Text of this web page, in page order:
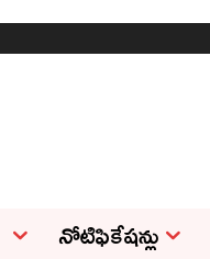
నోటిఫికేషన్లు